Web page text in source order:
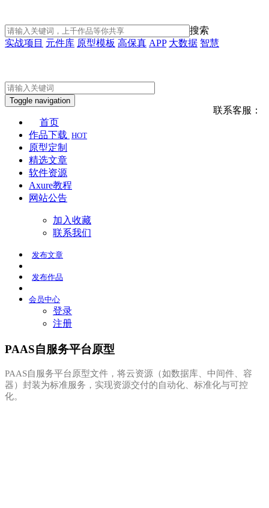
搜索
实战项目 元件库 原型模板 高保真 APP 大数据 智慧
联系客服：
Toggle navigation
首页
作品下载 HOT
原型定制
精选文章
软件资源
Axure教程
网站公告
加入收藏
联系我们
发布文章
发布作品
会员中心
登录
注册
PAAS自服务平台原型
PAAS自服务平台原型文件，将云资源（如数据库、中间件、容
器）封装为标准服务，实现资源交付的自动化、标准化与可控
化。